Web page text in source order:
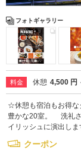
フォトギャラリー
料金 休憩 4,500 円
☆休憩も宿泊もお得な
豊かな20室。 洗礼
イリッシュに演出しま
クーポン